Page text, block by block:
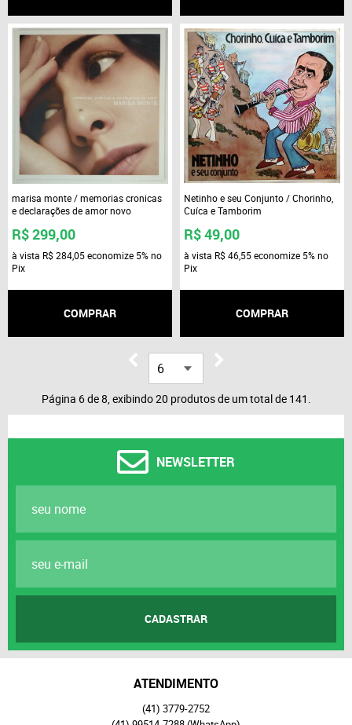
marisa monte / memorias cronicas
e declarações de amor novo
R$ 299,00
à vista R$ 284,05economize 5%no
Pix
COMPRAR
Netinho e seu Conjunto / Chorinho,
Cuíca e Tamborim
R$ 49,00
à vista R$ 46,55economize 5%no
Pix
COMPRAR
Página 6 de 8, exibindo 20 produtos de um total de 141.
NEWSLETTER
CADASTRAR
ATENDIMENTO
(41) 3779-2752